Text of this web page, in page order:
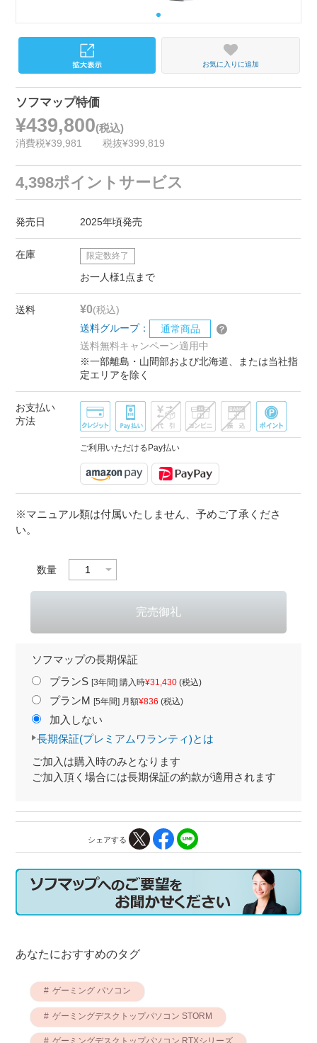
お気に入りに追加
ソフマップ特価
¥439,800(税込)
消費税¥39,981 税抜¥399,819
4,398ポイントサービス
発売日 2025年頃発売
在庫 限定数終了
お一人様1点まで
送料 ¥0(税込)
送料グループ：
通常商品
送料無料キャンペーン適用中
※一部離島・山間部および北海道、または当社指
定エリアを除く
お支払い
方法
ご利用いただけるPay払い
※マニュアル類は付属いたしません、予めご了承くださ
い。
数量
ソフマップの長期保証
プランS [3年間] 購入時¥31,430(税込)
プランM [5年間] 月額¥836 (税込)
加入しない
長期保証(プレミアムワランティ)とは
ご加入は購入時のみとなります
ご加入頂く場合には長期保証の約款が適用されます
シェアする
あなたにおすすめのタグ
ゲーミング パソコン
ゲーミングデスクトップパソコン STORM
ゲーミングデスクトップパソコン RTXシリーズ